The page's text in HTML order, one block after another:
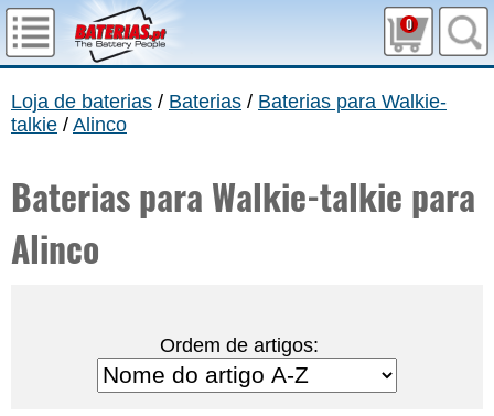
0
Loja de baterias / Baterias / Baterias para Walkie-
talkie / Alinco
Baterias para Walkie-talkie para
Alinco
Ordem de artigos: